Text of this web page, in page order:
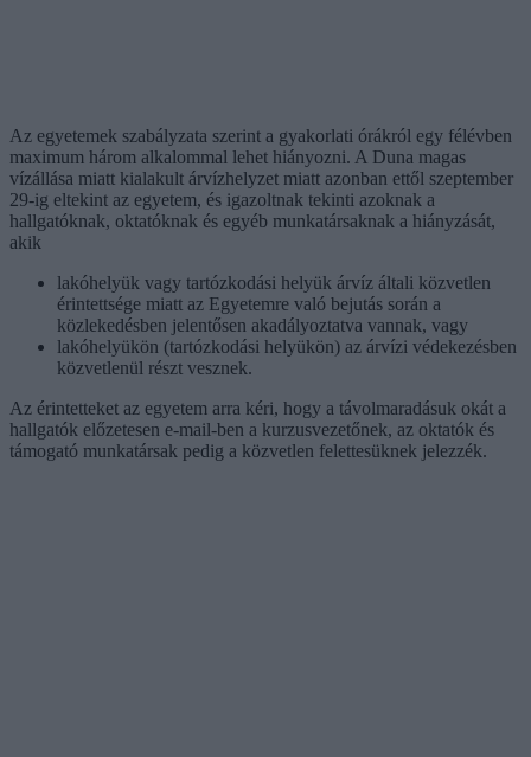
Az egyetemek szabályzata szerint a gyakorlati órákról egy félévben
maximum három alkalommal lehet hiányozni. A Duna magas
vízállása miatt kialakult árvízhelyzet miatt azonban ettől szeptember
29-ig eltekint az egyetem, és igazoltnak tekinti azoknak a
hallgatóknak, oktatóknak és egyéb munkatársaknak a hiányzását,
akik
lakóhelyük vagy tartózkodási helyük árvíz általi közvetlen
érintettsége miatt az Egyetemre való bejutás során a
közlekedésben jelentősen akadályoztatva vannak, vagy
lakóhelyükön (tartózkodási helyükön) az árvízi védekezésben
közvetlenül részt vesznek.
Az érintetteket az egyetem arra kéri, hogy a távolmaradásuk okát a
hallgatók előzetesen e-mail-ben a kurzusvezetőnek, az oktatók és
támogató munkatársak pedig a közvetlen felettesüknek jelezzék.